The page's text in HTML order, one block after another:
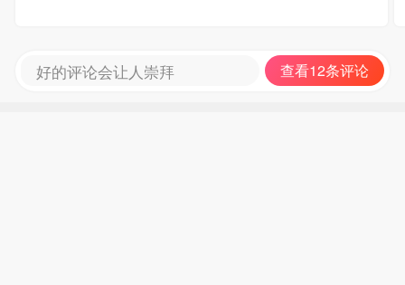
好的评论会让人崇拜 查看12条评论